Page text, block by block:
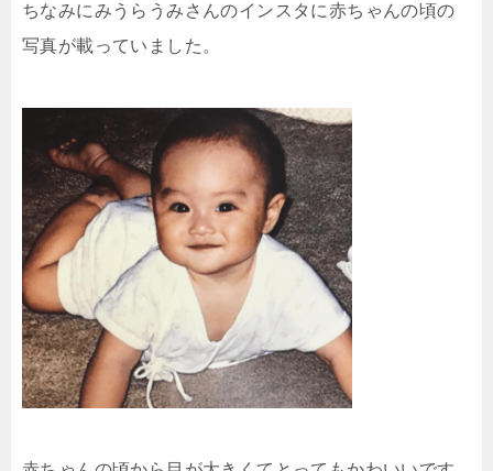
ちなみにみうらうみさんのインスタに赤ちゃんの頃の
写真が載っていました。